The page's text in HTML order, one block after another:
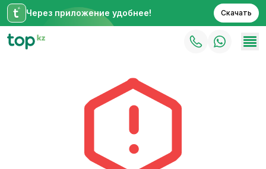
Через приложение удобнее! Скачать